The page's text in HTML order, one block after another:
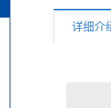
详细介